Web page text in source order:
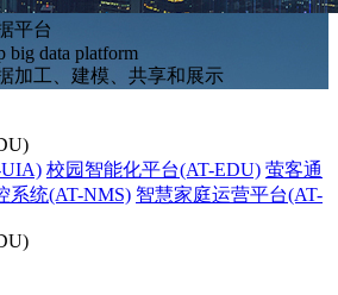
平台
big data platform
加工、建模、共享和展示
校园智能化平台(AT-EDU) 萤客通
系统(AT-NMS) 智慧家庭运营平台(AT-